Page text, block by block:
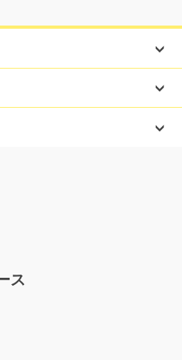
の組み立てや検査/y11_
電動ドライバーを使用し
望の方必見♪◇製造業の会
ス